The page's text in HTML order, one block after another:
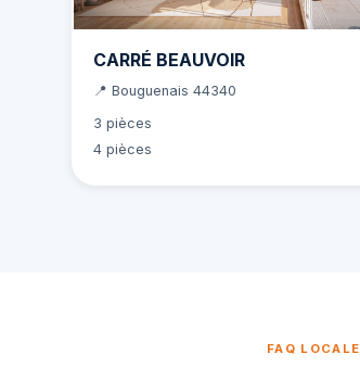
CARRÉ BEAUVOIR
📍 Bouguenais 44340
3 pièces
4 pièces
FAQ LOCALE